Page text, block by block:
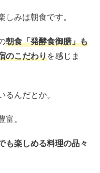
みは朝食です。
朝食「発酵食御膳」も
のこだわりを感じま
んだとか。
。
も楽しめる料理の品々